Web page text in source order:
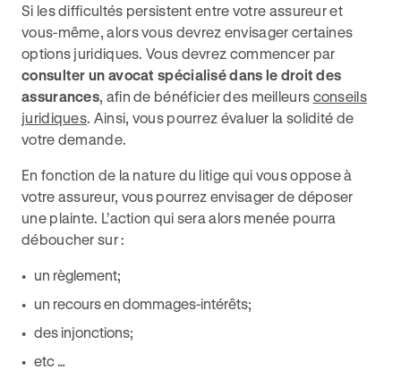
Si les difficultés persistent entre votre assureur et
vous-même, alors vous devrez envisager certaines
options juridiques. Vous devrez commencer par
consulter un avocat spécialisé dans le droit des
assurances, afin de bénéficier des meilleurs conseils
juridiques. Ainsi, vous pourrez évaluer la solidité de
votre demande.
En fonction de la nature du litige qui vous oppose à
votre assureur, vous pourrez envisager de déposer
une plainte. L’action qui sera alors menée pourra
déboucher sur :
un règlement;
un recours en dommages-intérêts;
des injonctions;
etc …